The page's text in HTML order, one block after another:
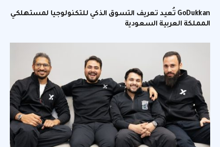
GoDukkan تُعيد تعريف التسوق الذكي للتكنولوجيا لمستهلكي
المملكة العربية السعودية